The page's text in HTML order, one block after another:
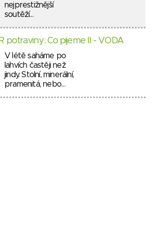
nejprestižnější
soutěží…
potraviny: Co pijeme II - VODA
V létě saháme po
lahvích častěji než
jindy. Stolní, minerální,
pramenitá, nebo…